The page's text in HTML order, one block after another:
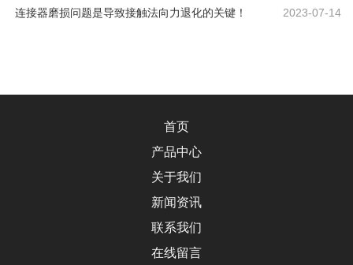
题点 2023-07-14
连接器磨损问题是导致接触法向力退化的关键！
首页
产品中心
关于我们
新闻资讯
联系我们
在线留言